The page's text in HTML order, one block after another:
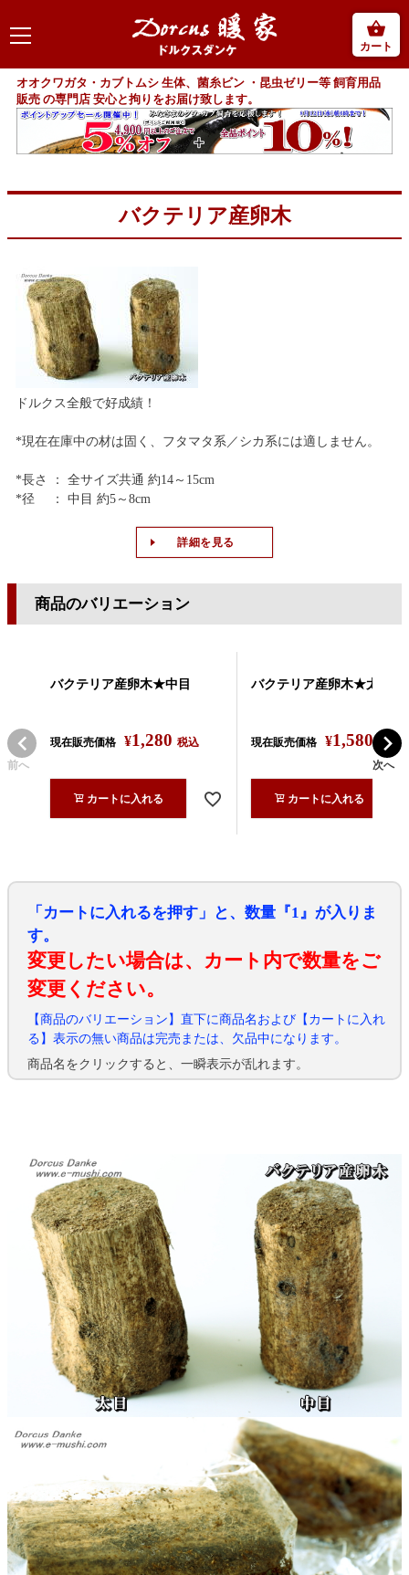
カート
オオクワガタ・カブトムシ 生体、菌糸ビン ・昆虫ゼリー等 飼育用品
販売 の専門店 安心と拘りをお届け致します。
バクテリア産卵木
ドルクス全般で好成績！
*現在在庫中の材は固く、フタマタ系／シカ系には適しません。
*長さ ： 全サイズ共通 約14～15cm
*径 ： 中目 約5～8cm
詳細を見る
商品のバリエーション
前へ
バクテリア産卵木★中目
現在販売価格 ¥1,280 税込
カートに入れる
バクテリア産卵木★太目
現在販売価格 ¥1,580 税込
カートに入れる
次へ
「カートに入れるを押す」と、数量『1』が入りま
す。
変更したい場合は、カート内で数量をご
変更ください。
【商品のバリエーション】直下に商品名および【カートに入れ
る】表示の無い商品は完売または、欠品中になります。
商品名をクリックすると、一瞬表示が乱れます。